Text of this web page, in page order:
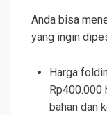
Anda bisa
yang ingin
Harga
Rp400.000
bahan dan